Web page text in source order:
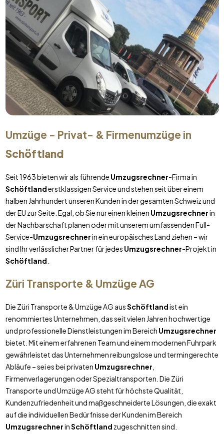
Umzüge - Privat- & Firmenumzüge in
Schöftland
Seit 1963 bieten wir als führende Umzugsrechner-Firma in
Schöftlanderstklassigen Service und stehen seit über einem
halben Jahrhundert unseren Kunden in der gesamten Schweiz und
der EU zur Seite. Egal, ob Sie nur einen kleinen Umzugsrechnerin
der Nachbarschaft planen oder mit unserem umfassenden Full-
Service-Umzugsrechnerin ein europäisches Land ziehen – wir
sind Ihr verlässlicher Partner für jedes Umzugsrechner-Projekt in
Schöftland
Züri Transporte & Umzüge AG
Die Züri Transporte & Umzüge AG ausSchöftlandist ein
renommiertes Unternehmen, das seit vielen Jahren hochwertige
und professionelle Dienstleistungen im Bereich Umzugsrechner
bietet. Mit einem erfahrenen Team und einem modernen Fuhrpark
gewährleistet das Unternehmen reibungslose und termingerechte
Abläufe – sei es bei privaten Umzugsrechner
Firmenverlagerungen oder Spezialtransporten. Die Züri
Transporte und Umzüge AG steht für höchste Qualität,
Kundenzufriedenheit und maßgeschneiderte Lösungen, die exakt
auf die individuellen Bedürfnisse der Kunden im Bereich
UmzugsrechnerinSchöftland zugeschnitten sind.